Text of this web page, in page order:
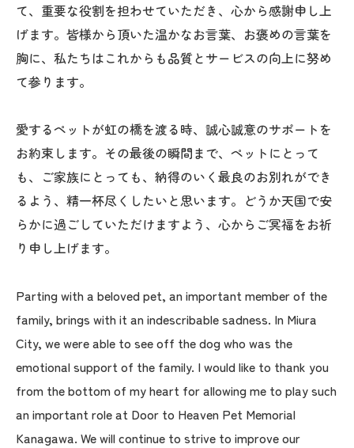
て、重要な役割を担わせていただき、心から感謝申し上
げます。皆様から頂いた温かなお言葉、お褒めの言葉を
胸に、私たちはこれからも品質とサービスの向上に努め
て参ります。
愛するペットが虹の橋を渡る時、誠心誠意のサポートを
お約束します。その最後の瞬間まで、ペットにとって
も、ご家族にとっても、納得のいく最良のお別れができ
るよう、精一杯尽くしたいと思います。どうか天国で安
らかに過ごしていただけますよう、心からご冥福をお祈
り申し上げます。
Parting with a beloved pet, an important member of the
family, brings with it an indescribable sadness. In Miura
City, we were able to see off the dog who was the
emotional support of the family. I would like to thank you
from the bottom of my heart for allowing me to play such
an important role at Door to Heaven Pet Memorial
Kanagawa. We will continue to strive to improve our